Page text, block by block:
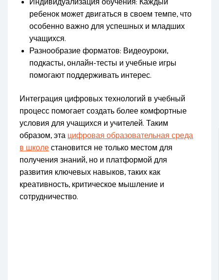
Индивидуализация обучения: Каждый
ребенок может двигаться в своем темпе, что
особенно важно для успешных и младших
учащихся.
Разнообразие форматов: Видеоуроки,
подкасты, онлайн-тесты и учебные игры
помогают поддерживать интерес.
Интеграция цифровых технологий в учебный
процесс помогает создать более комфортные
условия для учащихся и учителей. Таким
образом, эта цифровая образовательная среда
в школе становится не только местом для
получения знаний, но и платформой для
развития ключевых навыков, таких как
креативность, критическое мышление и
сотрудничество.